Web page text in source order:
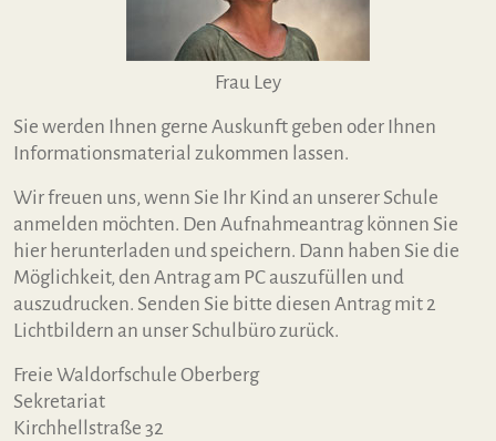
Frau Ley
Sie werden Ihnen gerne Auskunft geben oder Ihnen
Informationsmaterial zukommen lassen.
Wir freuen uns, wenn Sie Ihr Kind an unserer Schule
anmelden möchten. Den Aufnahmeantrag können Sie
hier herunterladen und speichern. Dann haben Sie die
Möglichkeit, den Antrag am PC auszufüllen und
auszudrucken. Senden Sie bitte diesen Antrag mit 2
Lichtbildern an unser Schulbüro zurück.
Freie Waldorfschule Oberberg
Sekretariat
Kirchhellstraße 32